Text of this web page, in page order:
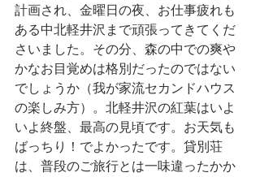
計画され、金曜日の夜、お仕事疲れも
ある中北軽井沢まで頑張ってきてくだ
さいました。その分、森の中での爽や
かなお目覚めは格別だったのではない
でしょうか（我が家流セカンドハウス
の楽しみ方）。北軽井沢の紅葉はいよ
いよ終盤、最高の見頃です。お天気も
ばっちり！でよかったです。貸別荘
は、普段のご旅行とは一味違ったかか